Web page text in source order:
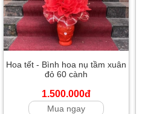
Hoa tết - Bình hoa nụ tầm xuân
đỏ 60 cành
1.500.000đ
Mua ngay